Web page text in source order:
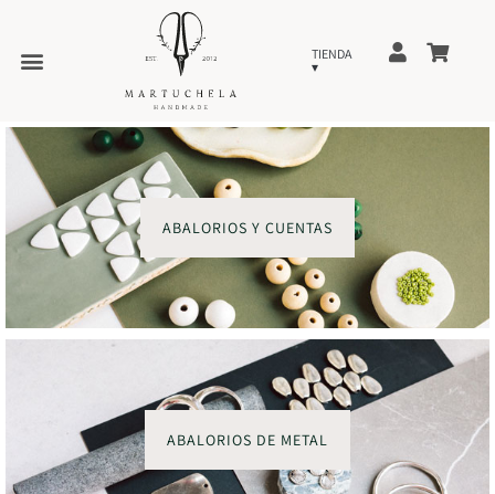
ABALORIOS Y CUENTAS
ABALORIOS DE METAL